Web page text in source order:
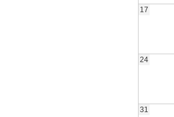
17
24
31